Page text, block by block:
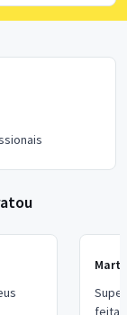
feita,